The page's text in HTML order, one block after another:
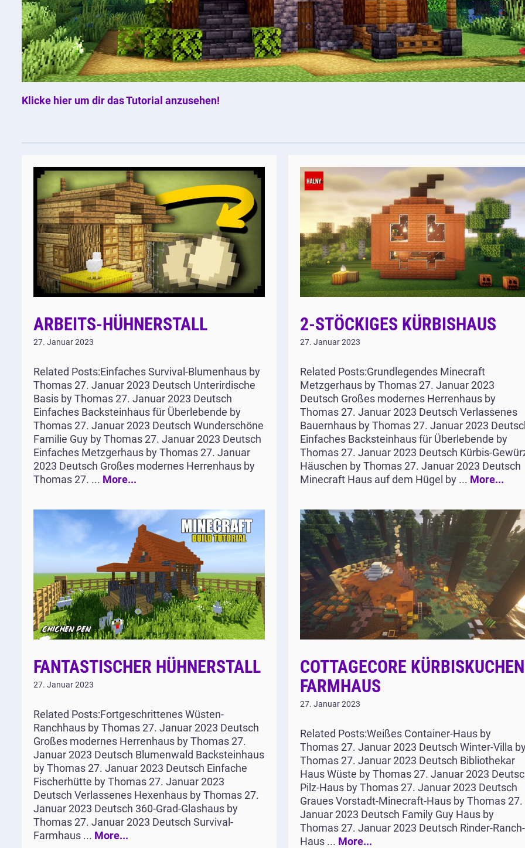
Klicke hier um dir das Tutorial anzusehen!
ARBEITS-HÜHNERSTALL
27. Januar 2023
Related Posts:Einfaches Survival-Blumenhaus by
Thomas 27. Januar 2023 Deutsch Unterirdische
Basis by Thomas 27. Januar 2023 Deutsch
Einfaches Backsteinhaus für Überlebende by
Thomas 27. Januar 2023 Deutsch Wunderschöne
Familie Guy by Thomas 27. Januar 2023 Deutsch
Einfaches Metzgerhaus by Thomas 27. Januar
2023 Deutsch Großes modernes Herrenhaus by
Thomas 27. ... More...
2-STÖCKIGES KÜRBISHAUS
27. Januar 2023
Related Posts:Grundlegendes Minecraft
Metzgerhaus by Thomas 27. Januar 2023
Deutsch Großes modernes Herrenhaus by
Thomas 27. Januar 2023 Deutsch Verlassenes
Bauernhaus by Thomas 27. Januar 2023
Einfaches Backsteinhaus für Überlebende by
Thomas 27. Januar 2023 Deutsch Kürbis-
Häuschen by Thomas 27. Januar 2023 Deutsch
Minecraft Haus auf dem Hügel by ... More...
FANTASTISCHER HÜHNERSTALL
27. Januar 2023
Related Posts:Fortgeschrittenes Wüsten-
Ranchhaus by Thomas 27. Januar 2023 Deutsch
Großes modernes Herrenhaus by Thomas 27.
Januar 2023 Deutsch Blumenwald Backsteinhaus
by Thomas 27. Januar 2023 Deutsch Einfache
Fischerhütte by Thomas 27. Januar 2023
Deutsch Verlassenes Hexenhaus by Thomas 27.
Januar 2023 Deutsch 360-Grad-Glashaus by
Thomas 27. Januar 2023 Deutsch Survival-
Farmhaus ... More...
COTTAGECORE
FARMHAUS
27. Januar 2023
Related Posts:Weißes Container-Haus by
Thomas 27. Januar 2023 Deutsch Winter-Villa
Thomas 27. Januar 2023 Deutsch Bibliothekar
Haus Wüste by Thomas 27. Januar 2023
Pilz-Haus by Thomas 27. Januar 2023 Deutsch
Graues Vorstadt-Minecraft-Haus by Thomas 27.
Januar 2023 Deutsch Family Guy Haus by
Thomas 27. Januar 2023 Deutsch Rinder-Ranch-
Haus ... More...